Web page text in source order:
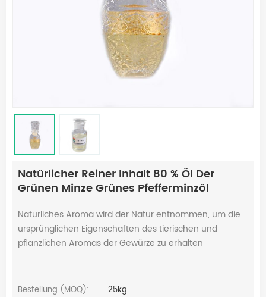
Natürlicher Reiner Inhalt 80 % Öl Der
Grünen Minze Grünes Pfefferminzöl
Natürliches Aroma wird der Natur entnommen, um die
ursprünglichen Eigenschaften des tierischen und
pflanzlichen Aromas der Gewürze zu erhalten
Bestellung (MOQ):
25kg